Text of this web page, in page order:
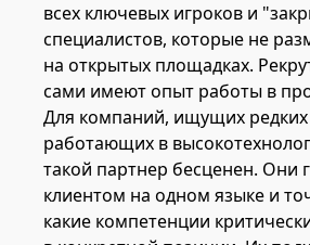
всех ключевых игроков и
специалистов, которые не
на открытых площадках.
сами имеют опыт работы в
Для компаний, ищущих редких
работающих в
такой партнер бесценен. Они
клиентом на одном языке и
какие компетенции